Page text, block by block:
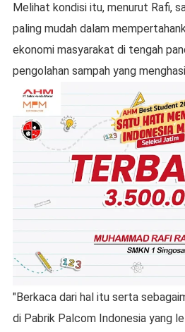
Melihat kondisi itu, menurut Rafi,
paling mudah dalam
ekonomi masyarakat di tengah
pengolahan sampah yang
"Berkaca dari hal itu serta
di Pabrik Palcom Indonesia yang